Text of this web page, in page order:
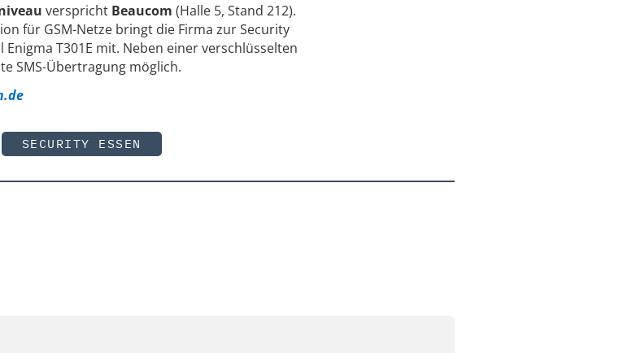
verspricht Beaucom (Halle 5, Stand 212).
für GSM-Netze bringt die Firma zur Security
T301E mit. Neben einer verschlüsselten
SMS-Übertragung möglich.
SECURITY ESSEN